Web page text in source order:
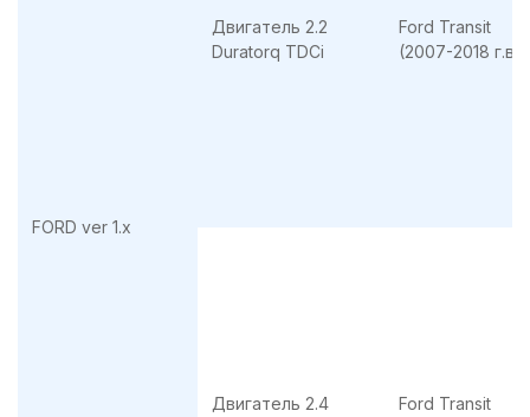
FORD ver 1.x
Двигатель 2.2
Duratorq TDCi
Ford Transit
(2007-2018 г.в.)
Двигатель 2.4
Ford Transit